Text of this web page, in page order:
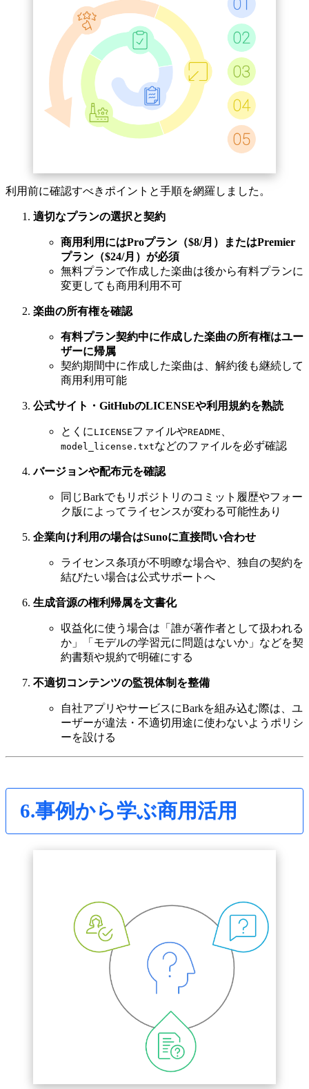
利用前に確認すべきポイントと手順を網羅しました。
適切なプランの選択と契約
商用利用にはProプラン（$8/月）またはPremier
プラン（$24/月）が必須
無料プランで作成した楽曲は後から有料プランに
変更しても商用利用不可
楽曲の所有権を確認
有料プラン契約中に作成した楽曲の所有権はユー
ザーに帰属
契約期間中に作成した楽曲は、解約後も継続して
商用利用可能
公式サイト・GitHubのLICENSEや利用規約を熟読
とくに LICENSEファイルやREADME
model_license.txtなどのファイルを必ず確認
バージョンや配布元を確認
同じBarkでもリポジトリのコミット履歴やフォー
ク版によってライセンスが変わる可能性あり
企業向け利用の場合はSunoに直接問い合わせ
ライセンス条項が不明瞭な場合や、独自の契約を
結びたい場合は公式サポートへ
生成音源の権利帰属を文書化
収益化に使う場合は「誰が著作者として扱われる
か」「モデルの学習元に問題はないか」などを契
約書類や規約で明確にする
不適切コンテンツの監視体制を整備
自社アプリやサービスにBarkを組み込む際は、ユ
ーザーが違法・不適切用途に使わないようポリシ
ーを設ける
6.事例から学ぶ商用活用